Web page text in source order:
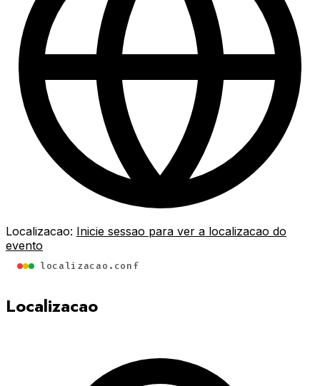
Localizacao: Inicie sessao para ver a localizacao do
evento
localizacao.conf
Localizacao